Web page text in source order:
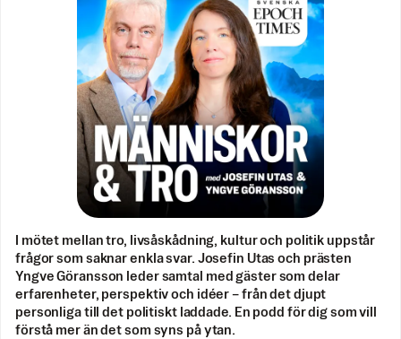
I mötet mellan tro, livsåskådning, kultur och politik uppstår
frågor som saknar enkla svar. Josefin Utas och prästen
Yngve Göransson leder samtal med gäster som delar
erfarenheter, perspektiv och idéer – från det djupt
personliga till det politiskt laddade. En podd för dig som vill
förstå mer än det som syns på ytan.